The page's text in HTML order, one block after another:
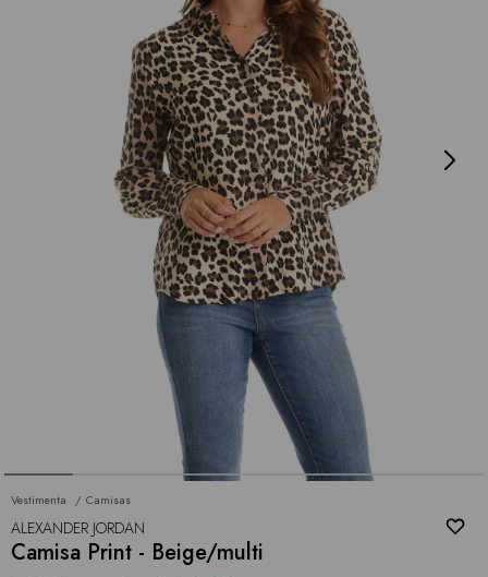
Vestimenta Camisas
ALEXANDER JORDAN
Camisa Print - Beige/multi